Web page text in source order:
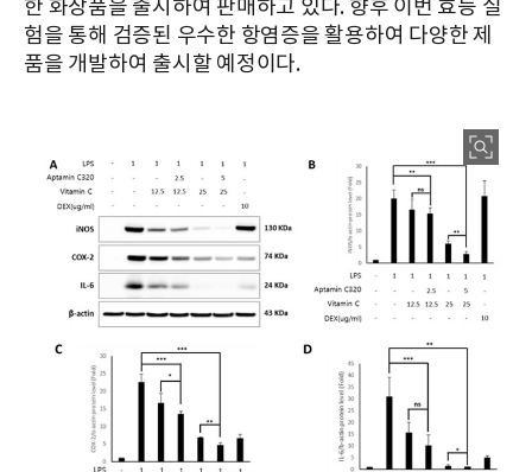
한 화장품을 출시하여 판매하고 있다. 향후 이번 효능 실
험을 통해 검증된 우수한 항염증을 활용하여 다양한 제
품을 개발하여 출시할 예정이다.